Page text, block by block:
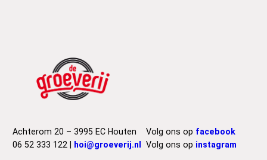
Achterom 20 – 3995 EC Houten
06 52 333 122 |
hoi@groeverij.nl
Volg ons op facebook
Volg ons op instagram